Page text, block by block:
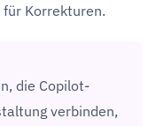
Korrekturen.
die Copilot-
verbinden,